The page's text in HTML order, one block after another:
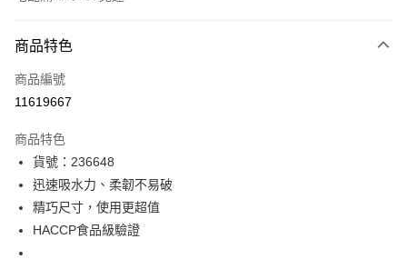
icash Pay
信用卡一次付款
Apple Pay
街口支付
悠遊付
商品特色
商品編號
11619667
商品特色
貨號：236648
迅速吸水力、柔韌不易破
精巧尺寸，使用更超值
HACCP食品級驗證